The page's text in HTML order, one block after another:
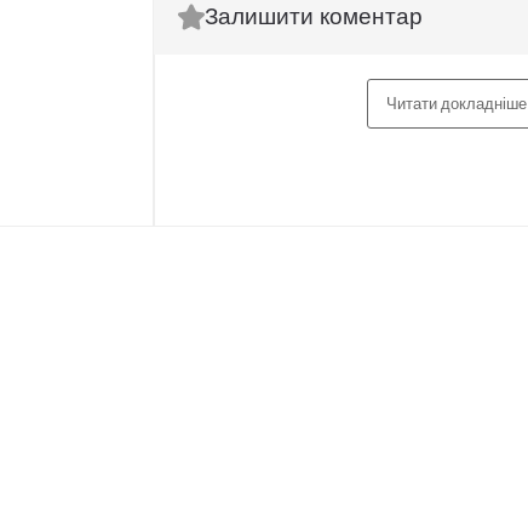
Залишити коментар
Читати докладніше